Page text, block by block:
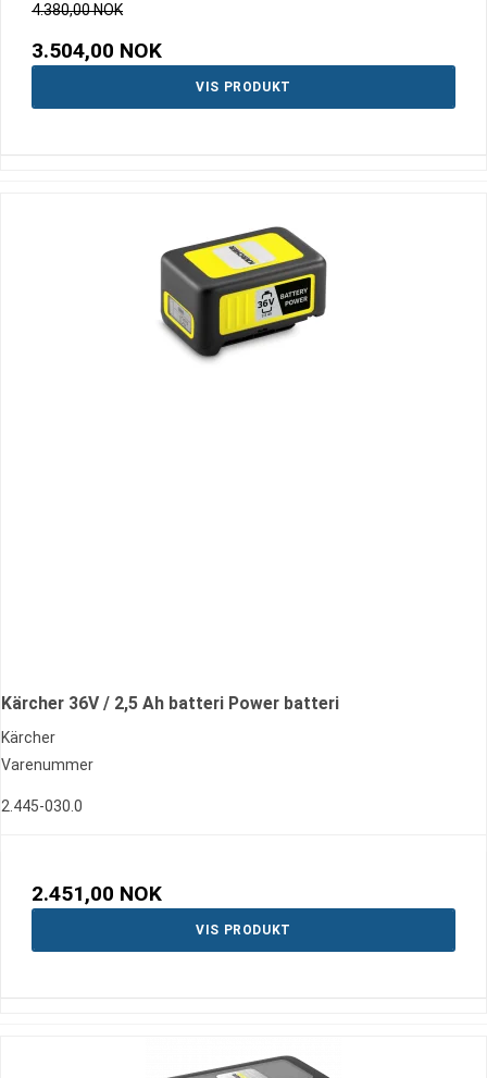
4.380,00 NOK
3.504,00 NOK
VIS PRODUKT
Kärcher 36V / 2,5 Ah batteri Power batteri
Kärcher
Varenummer
2.445-030.0
2.451,00 NOK
VIS PRODUKT